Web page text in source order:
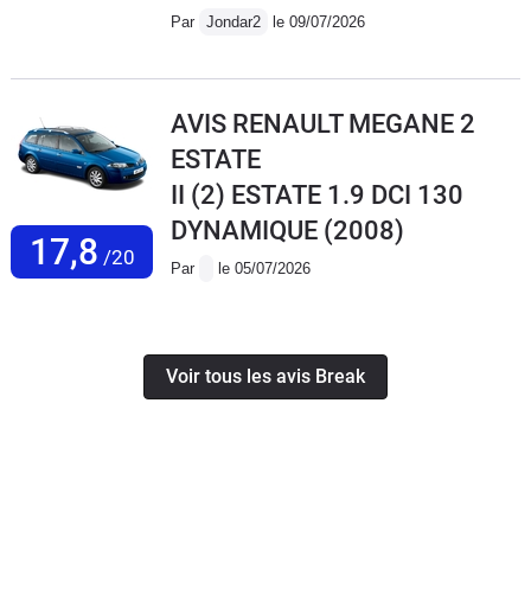
Par Jondar2 le 09/07/2026
17,8 /20
AVIS RENAULT MEGANE 2
ESTATE
II (2) ESTATE 1.9 DCI 130
DYNAMIQUE (2008)
Par le 05/07/2026
Voir tous les avis Break